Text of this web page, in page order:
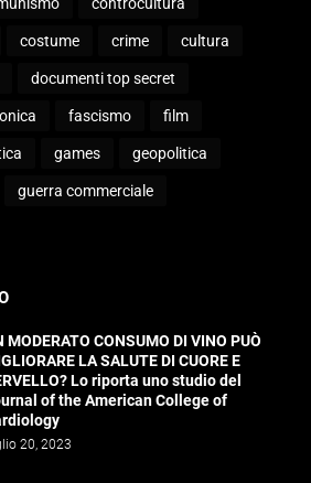
costume crime cultura
documenti top secret
fascismo film
games geopolitica
guerra commerciale
MODERATO CONSUMO DI VINO PUÒ
LA SALUTE DI CUORE E
Lo riporta uno studio del
of the American College of
20, 2023